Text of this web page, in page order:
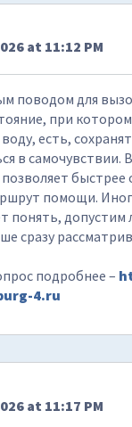
at 11:12 PM
поводом для
при
есть,
в самочувствии. В
быстрее
помощи.
понять,
сразу
подробнее –
4.ru
at 11:17 PM